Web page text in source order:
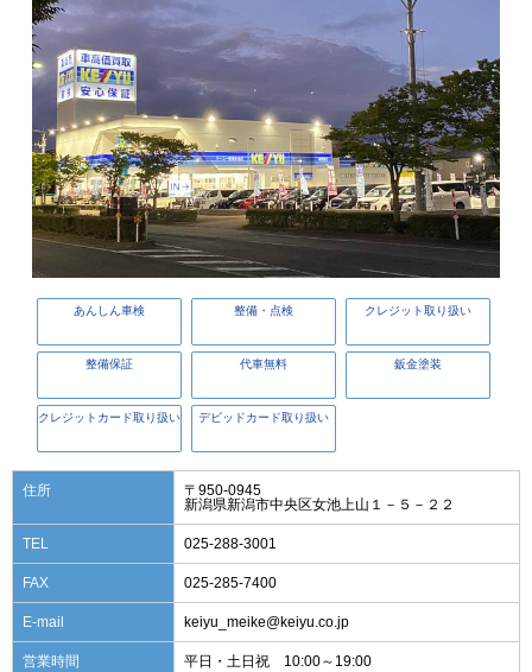
あんしん車検 整備・点検 クレジット取り扱い
整備保証 代車無料 鈑金塗装
クレジットカード取り扱い デビッドカード取り扱い
住所
〒950-0945
新潟県新潟市中央区女池上山１－５－２２
TEL 025-288-3001
FAX 025-285-7400
E-mail keiyu_meike@keiyu.co.jp
営業時間 平日・土日祝 10:00～19:00